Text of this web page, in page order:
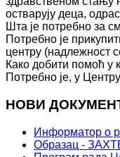
остварују деца,
Шта је потребно за
Потребно је
центру (надлежност
Како добити помоћ у
Потребно је, у
НОВИ
Информатор о
Образац -